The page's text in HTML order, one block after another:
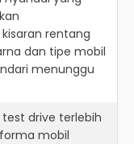
rentang
dan tipe mobil
menunggu
drive terlebih
mobil